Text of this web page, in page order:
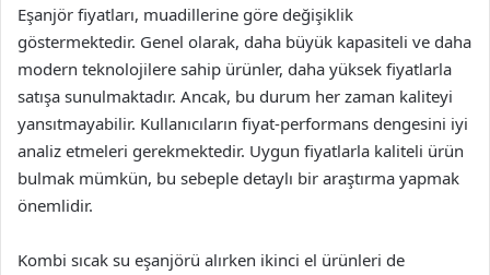
Eşanjör fiyatları, muadillerine göre değişiklik
göstermektedir. Genel olarak, daha büyük kapasiteli ve daha
modern teknolojilere sahip ürünler, daha yüksek fiyatlarla
satışa sunulmaktadır. Ancak, bu durum her zaman kaliteyi
yansıtmayabilir. Kullanıcıların fiyat-performans dengesini iyi
analiz etmeleri gerekmektedir. Uygun fiyatlarla kaliteli ürün
bulmak mümkün, bu sebeple detaylı bir araştırma yapmak
önemlidir.
Kombi sıcak su eşanjörü alırken ikinci el ürünleri de